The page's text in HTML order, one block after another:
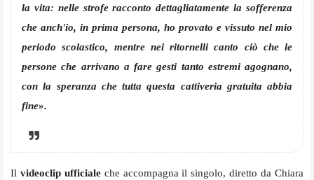
la vita: nelle strofe racconto dettagliatamente la sofferenza
che anch'io, in prima persona, ho provato e vissuto nel mio
periodo scolastico, mentre nei ritornelli canto ciò che le
persone che arrivano a fare gesti tanto estremi agognano,
con la speranza che tutta questa cattiveria gratuita abbia
fine».
Il videoclip ufficialeche accompagna il singolo, diretto da Chiara